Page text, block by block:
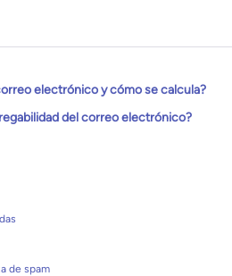
electrónico y cómo se calcula?
del correo electrónico?
de spam